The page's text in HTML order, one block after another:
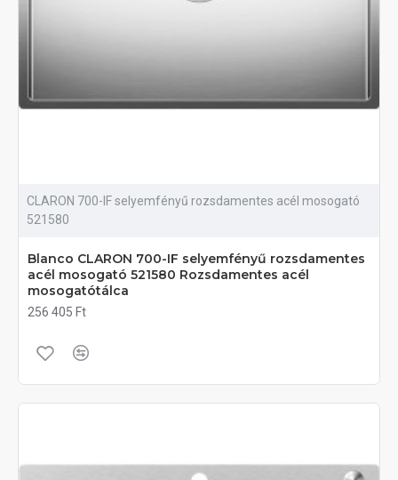
CLARON 700-IF selyemfényű rozsdamentes acél mosogató
521580
Blanco CLARON 700-IF selyemfényű rozsdamentes
acél mosogató 521580 Rozsdamentes acél
mosogatótálca
256 405 Ft